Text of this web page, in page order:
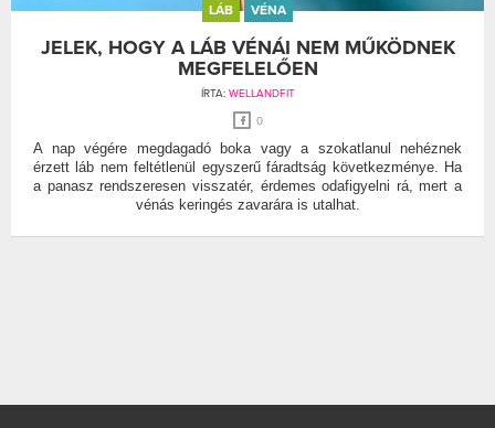
LÁB VÉNA
JELEK, HOGY A LÁB VÉNÁI NEM MŰKÖDNEK
MEGFELELŐEN
ÍRTA: WELLANDFIT
0
A nap végére megdagadó boka vagy a szokatlanul nehéznek
érzett láb nem feltétlenül egyszerű fáradtság következménye. Ha
a panasz rendszeresen visszatér, érdemes odafigyelni rá, mert a
vénás keringés zavarára is utalhat.